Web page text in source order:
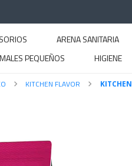
ARENA SANITARIA
PEQUEÑOS
HIGIENE
KITCHEN FLAVOR